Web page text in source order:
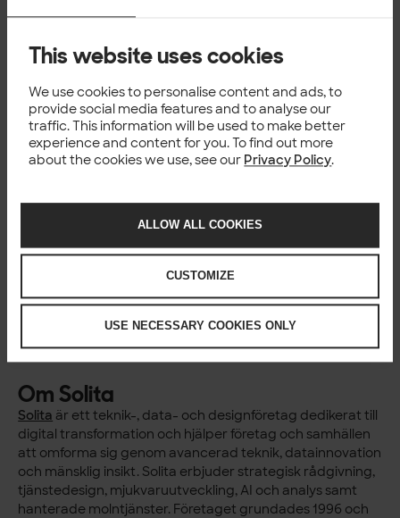
This website uses cookies
We use cookies to personalise content and ads, to
provide social media features and to analyse our
traffic. This information will be used to make better
experience and content for you. To find out more
about the cookies we use, see our Privacy Policy.
ALLOW ALL COOKIES
CUSTOMIZE
USE NECESSARY COOKIES ONLY
Miljöskyddsmyndigheten, Helsingfors kollektivtrafik (HSL),
den finska socialförsäkringsmyndigheten (KELA),
PensionDanmark, den danska vägförvaltningen samt
Fintraffic. Bland de globala företagskunderna finns ISS,
Colruyt Group, KONE och SSAB. Solita är också känt för sin
starka företagskultur och har nyligen utsetts till den mest
människocentrerade arbetsplatsen samt rankats som
För mer information
Solita,ossi.lindroos@solita.fi
Peter Barkman, EVP, International Expansion,
Solita,peter.barkman@solita.fi
Ryan Shea, Managing Director, PUBLIC,ryan@public.io
Om Solita
Solita är ett teknik-, data- och designföretag dedikerat till
digital transformation och hjälper företag och samhällen
att omforma sig genom avancerad teknik, datainnovation
och mänsklig insikt. Solita erbjuder strategisk rådgivning,
tjänstedesign, mjukvaruutveckling, AI och analys samt
hanterade molntjänster. Företaget grundades 1996 och